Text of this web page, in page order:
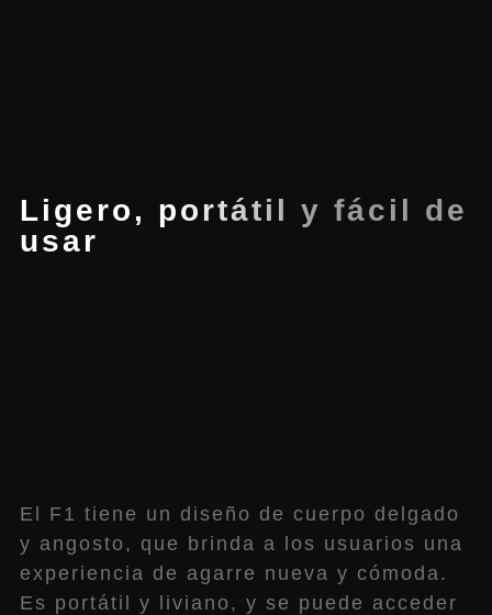
Ligero, portátil y fácil de
usar
El F1 tiene un diseño de cuerpo delgado
y angosto, que brinda a los usuarios una
experiencia de agarre nueva y cómoda.
Es portátil y liviano, y se puede acceder